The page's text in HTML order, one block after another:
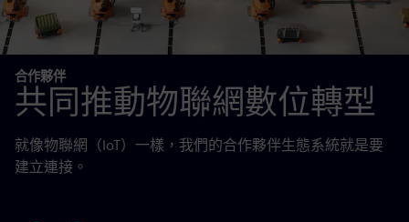
合作夥伴
共同推動物聯網數位轉型
就像物聯網（IoT）一樣，我們的合作夥伴生態系統就是要
建立連接。